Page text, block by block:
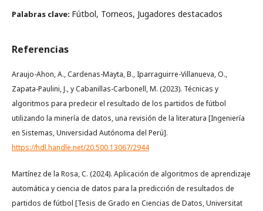
Palabras clave: Fútbol, Torneos, Jugadores destacados
Referencias
Araujo-Ahon, A., Cardenas-Mayta, B., Iparraguirre-Villanueva, O.,
Zapata-Paulini, J., y Cabanillas-Carbonell, M. (2023). Técnicas y
algoritmos para predecir el resultado de los partidos de fútbol
utilizando la minería de datos, una revisión de la literatura [Ingeniería
en Sistemas, Universidad Autónoma del Perú].
https://hdl.handle.net/20.500.13067/2944
Martínez de la Rosa, C. (2024). Aplicación de algoritmos de aprendizaje
automática y ciencia de datos para la predicción de resultados de
partidos de fútbol [Tesis de Grado en Ciencias de Datos, Universitat